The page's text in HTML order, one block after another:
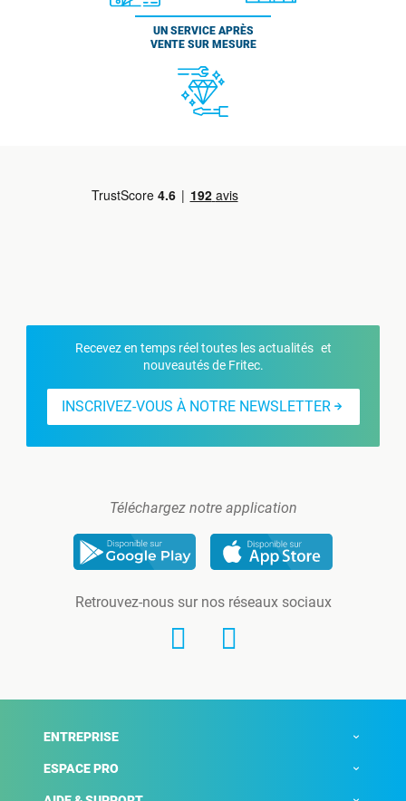
UN SERVICE APRÈS
VENTE SUR MESURE
Recevez en temps réel toutes les actualités et
nouveautés de Fritec.
INSCRIVEZ-VOUS À NOTRE NEWSLETTER
Téléchargez notre application
Retrouvez-nous sur nos réseaux sociaux
ENTREPRISE
ESPACE PRO